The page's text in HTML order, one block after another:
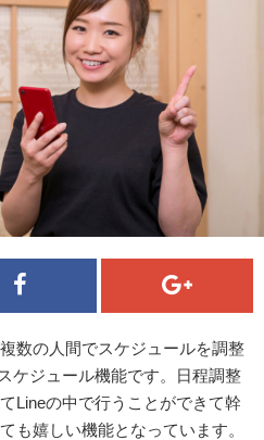
数の人間でスケジュールを調整
ケジュール機能です。日程調整
Lineの中で行うことができて幹
も嬉しい機能となっています。